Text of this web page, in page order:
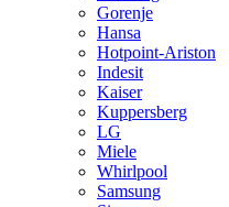
Gorenje
Hansa
Hotpoint-Ariston
Indesit
Kaiser
Kuppersberg
LG
Miele
Whirlpool
Samsung